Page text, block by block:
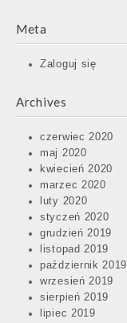
Meta
Zaloguj się
Archives
czerwiec 2020
maj 2020
kwiecień 2020
marzec 2020
luty 2020
styczeń 2020
grudzień 2019
listopad 2019
październik 2019
wrzesień 2019
sierpień 2019
lipiec 2019